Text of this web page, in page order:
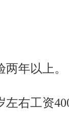
年以上。
左右工资